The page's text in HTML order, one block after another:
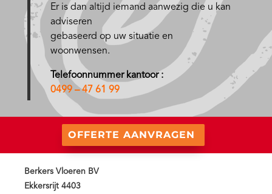
Er is dan altijd iemand aanwezig die u kan
adviseren
gebaseerd op uw situatie en
woonwensen.
Telefoonnummer kantoor :
0499 – 47 61 99
OFFERTE AANVRAGEN
Berkers Vloeren BV
Ekkersrijt 4403